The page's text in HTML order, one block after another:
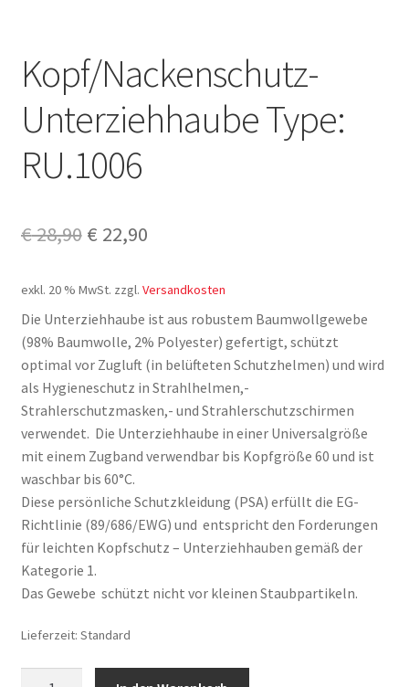
Kopf/Nackenschutz-
Unterziehhaube Type:
RU.1006
€28,90 Ursprünglicher
war:
€ 28,90
€ 22,90Aktueller
ist:
€ 22,90.
exkl. 20 % MwSt. zzgl. Versandkosten
Die Unterziehhaube ist aus robustem Baumwollgewebe
(98% Baumwolle, 2% Polyester) gefertigt, schützt
optimal vor Zugluft (in belüfteten Schutzhelmen) und wird
als Hygieneschutz in Strahlhelmen,-
Strahlerschutzmasken,- und Strahlerschutzschirmen
verwendet. Die Unterziehhaube in einer Universalgröße
mit einem Zugband verwendbar bis Kopfgröße 60 und ist
waschbar bis 60°C.
Diese persönliche Schutzkleidung (PSA) erfüllt die EG-
Richtlinie (89/686/EWG) und entspricht den Forderungen
für leichten Kopfschutz – Unterziehhauben gemäß der
Kategorie 1.
Das Gewebe schützt nicht vor kleinen Staubpartikeln.
Lieferzeit: Standard